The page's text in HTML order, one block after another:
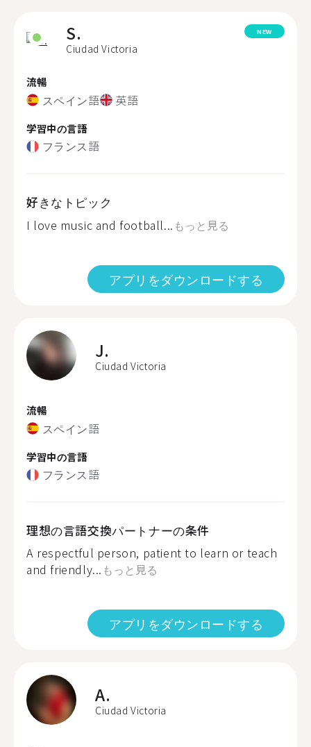
S.
Ciudad Victoria
NEW
流暢
スペイン語 英語
学習中の言語
フランス語
好きなトピック
I love music and football... もっと見る
アプリをダウンロードする
J.
Ciudad Victoria
流暢
スペイン語
学習中の言語
フランス語
理想の言語交換パートナーの条件
A respectful person, patient to learn or teach
and friendly... もっと見る
アプリをダウンロードする
A.
Ciudad Victoria